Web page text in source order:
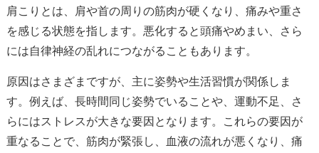
肩こりとは、肩や首の周りの筋肉が硬くなり、痛みや重さ
を感じる状態を指します。悪化すると頭痛やめまい、さら
には自律神経の乱れにつながることもあります。
原因はさまざまですが、主に姿勢や生活習慣が関係しま
す。例えば、長時間同じ姿勢でいることや、運動不足、さ
らにはストレスが大きな要因となります。これらの要因が
重なることで、筋肉が緊張し、血液の流れが悪くなり、痛